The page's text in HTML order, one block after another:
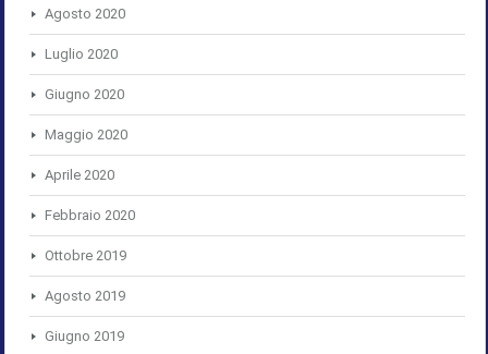
Agosto 2020
Luglio 2020
Giugno 2020
Maggio 2020
Aprile 2020
Febbraio 2020
Ottobre 2019
Agosto 2019
Giugno 2019